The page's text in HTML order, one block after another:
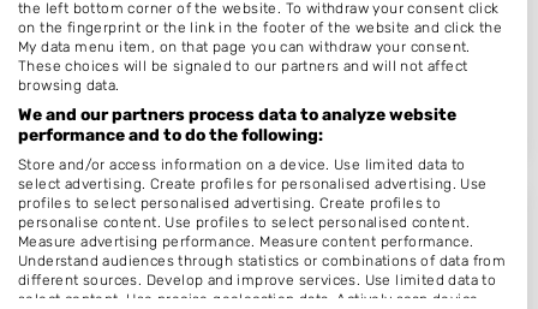
Beeksestraat 80
4841GD Prinsenbeek
Kapsalon Hair & Looks
Heuveleind 4
4901LL Oosterhout
the left bottom corner of the website. To withdraw your consent click
on the fingerprint or the link in the footer of the website and click the
My data menu item, on that page you can withdraw your consent.
These choices will be signaled to our partners and will not affect
browsing data.
We and our partners process data to analyze website
performance and to do the following:
Store and/or access information on a device. Use limited data to
select advertising. Create profiles for personalised advertising. Use
profiles to select personalised advertising. Create profiles to
personalise content. Use profiles to select personalised content.
Measure advertising performance. Measure content performance.
Understand audiences through statistics or combinations of data from
different sources. Develop and improve services. Use limited data to
select content. Use precise geolocation data. Actively scan device